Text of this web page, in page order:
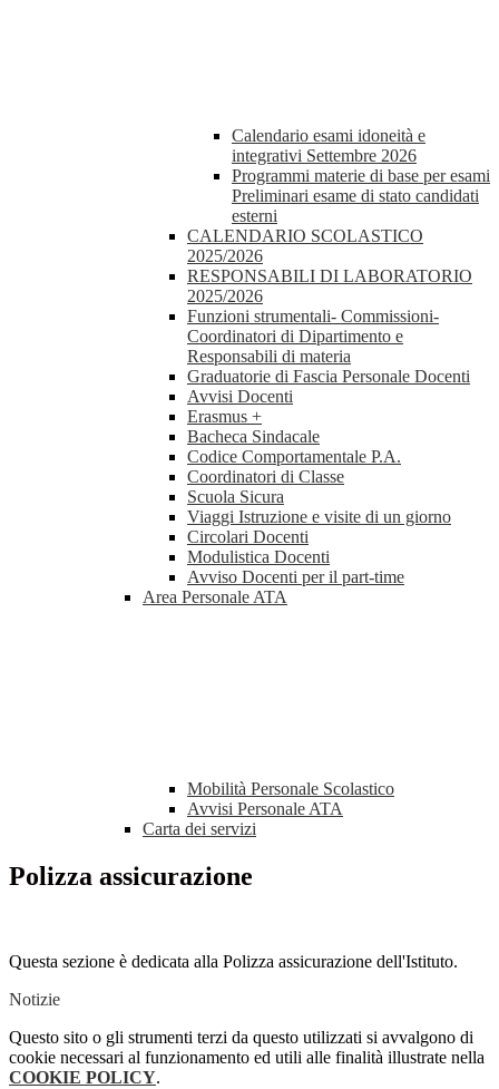
Calendario esami idoneità e
integrativi Settembre 2026
Programmi materie di base per esami
Preliminari esame di stato candidati
esterni
CALENDARIO SCOLASTICO
2025/2026
RESPONSABILI DI LABORATORIO
2025/2026
Funzioni strumentali- Commissioni-
Coordinatori di Dipartimento e
Responsabili di materia
Graduatorie di Fascia Personale Docenti
Avvisi Docenti
Erasmus +
Bacheca Sindacale
Codice Comportamentale P.A.
Coordinatori di Classe
Scuola Sicura
Viaggi Istruzione e visite di un giorno
Circolari Docenti
Modulistica Docenti
Avviso Docenti per il part-time
Area Personale ATA
Mobilità Personale Scolastico
Avvisi Personale ATA
Carta dei servizi
Polizza assicurazione
Questa sezione è dedicata alla Polizza assicurazione dell'Istituto.
Notizie
Questo sito o gli strumenti terzi da questo utilizzati si avvalgono di
cookie necessari al funzionamento ed utili alle finalità illustrate nella
COOKIE POLICY.